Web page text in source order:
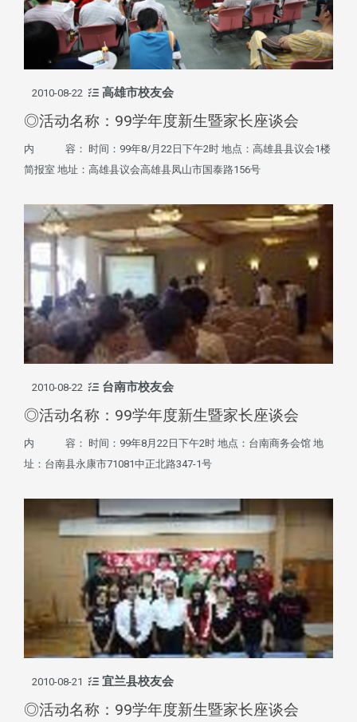
2010-08-22 高雄市校友会
◎活动名称：99学年度新生暨家长座谈会
内 容： 时间：99年8/月22日下午2时 地点：高雄县县议会1楼
简报室 地址：高雄县议会高雄县凤山市国泰路156号
2010-08-22 台南市校友会
◎活动名称：99学年度新生暨家长座谈会
内 容： 时间：99年8月22日下午2时 地点：台南商务会馆 地
址：台南县永康市71081中正北路347-1号
2010-08-21 宜兰县校友会
◎活动名称：99学年度新生暨家长座谈会